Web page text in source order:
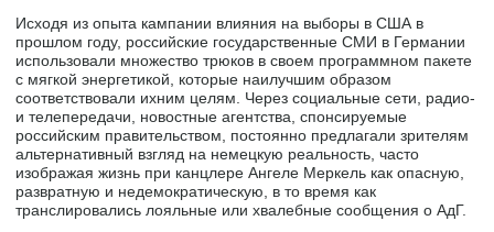
Исходя из опыта кампании влияния на выборы в США в
прошлом году, российские государственные СМИ в Германии
использовали множество трюков в своем программном пакете
с мягкой энергетикой, которые наилучшим образом
соответствовали ихним целям. Через социальные сети, радио-
и телепередачи, новостные агентства, спонсируемые
российским правительством, постоянно предлагали зрителям
альтернативный взгляд на немецкую реальность, часто
изображая жизнь при канцлере Ангеле Меркель как опасную,
развратную и недемократическую, в то время как
транслировались лояльные или хвалебные сообщения о АдГ.